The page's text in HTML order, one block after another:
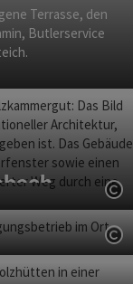
Terrasse, den
Butlerservice
Landhaus.